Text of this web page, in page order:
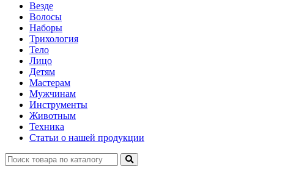
Везде
Волосы
Наборы
Трихология
Тело
Лицо
Детям
Мастерам
Мужчинам
Инструменты
Животным
Техника
Статьи о нашей продукции